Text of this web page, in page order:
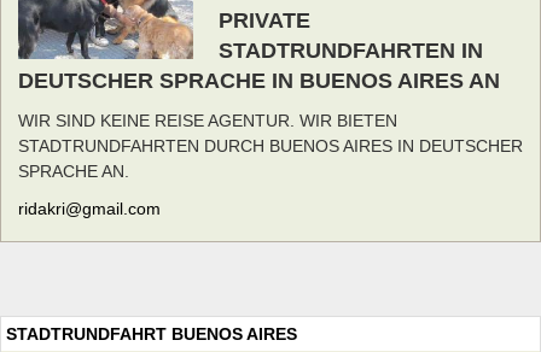
PRIVATE
STADTRUNDFAHRTEN IN
DEUTSCHER SPRACHE IN BUENOS AIRES AN
WIR SIND KEINE REISE AGENTUR. WIR BIETEN
STADTRUNDFAHRTEN DURCH BUENOS AIRES IN DEUTSCHER
SPRACHE AN.
ridakri@gmail.com
STADTRUNDFAHRT BUENOS AIRES